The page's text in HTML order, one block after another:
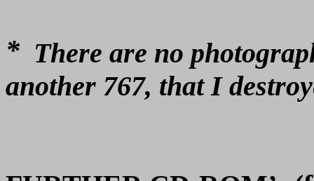
* There are no
another 767, that I